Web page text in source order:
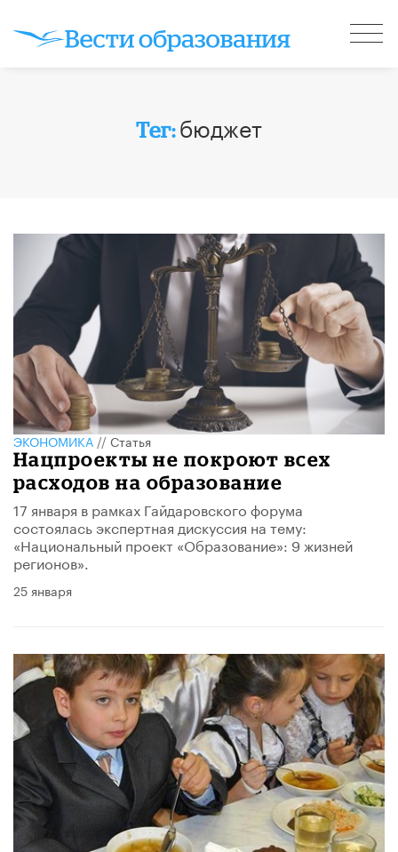
Тег:бюджет
ЭКОНОМИКА//Статья
Нацпроекты не покроют всех
расходов на образование
17 января в рамках Гайдаровского форума
состоялась экспертная дискуссия на тему:
«Национальный проект «Образование»: 9 жизней
регионов».
25 января